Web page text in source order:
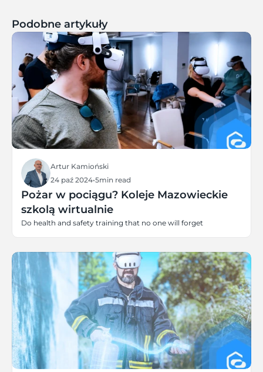
Podobne artykuły
Artur Kamioński
24 paź 2024•5min read
Pożar w pociągu? Koleje Mazowieckie
szkolą wirtualnie
Do health and safety training that no one will forget